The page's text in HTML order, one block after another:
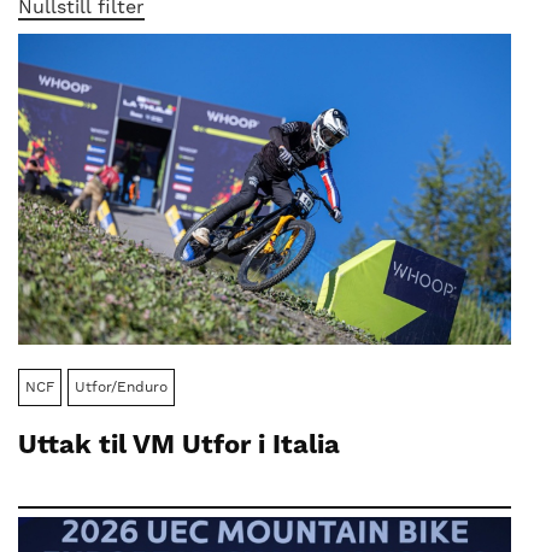
til
bli
en
folkesport.
Nullstill filter
NCF Utfor/Enduro
Uttak til VM Utfor i Italia